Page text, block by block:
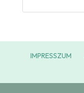
IMPRESSZUM